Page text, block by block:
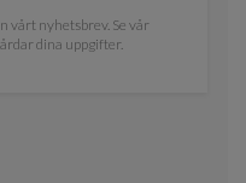
vårt nyhetsbrev. Se vår
dina uppgifter.